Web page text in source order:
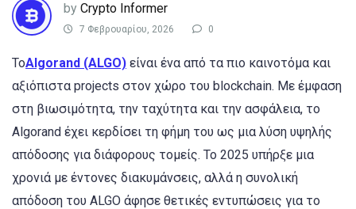
by Crypto Informer
7 Φεβρουαρίου, 2026 0
ΤοAlgorand (ALGO) είναι ένα από τα πιο καινοτόμα και
αξιόπιστα projects στον χώρο του blockchain. Με έμφαση
στη βιωσιμότητα, την ταχύτητα και την ασφάλεια, το
Algorand έχει κερδίσει τη φήμη του ως μια λύση υψηλής
απόδοσης για διάφορους τομείς. Το 2025 υπήρξε μια
χρονιά με έντονες διακυμάνσεις, αλλά η συνολική
απόδοση του ALGO άφησε θετικές εντυπώσεις για το